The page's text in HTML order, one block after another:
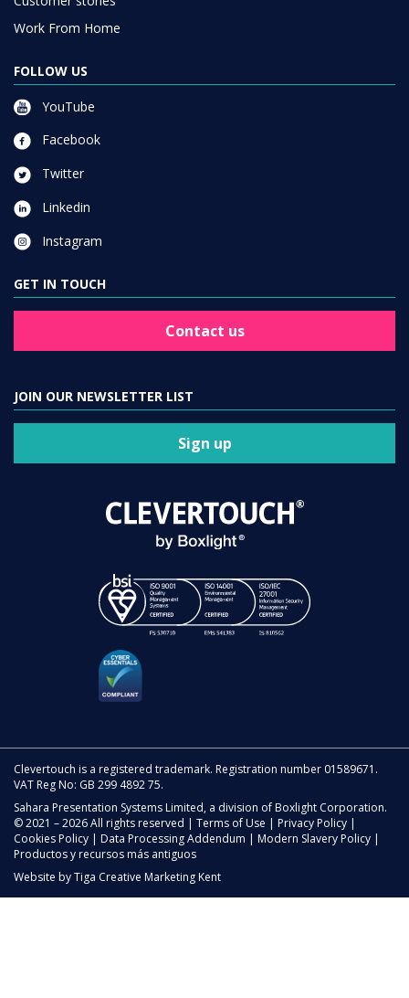
Work From Home
FOLLOW US
YouTube
Facebook
Twitter
Linkedin
Instagram
GET IN TOUCH
Contact us
JOIN OUR NEWSLETTER LIST
Sign up
Clevertouch is a registered trademark. Registration number 01589671.
VAT Reg No: GB 299 4892 75.
Sahara Presentation Systems Limited, a division of Boxlight Corporation.
© 2021 – 2026 All rights reserved | Terms of Use | Privacy Policy |
Cookies Policy | Data Processing Addendum | Modern Slavery Policy |
Productos y recursos más antiguos
Website byTiga Creative Marketing Kent